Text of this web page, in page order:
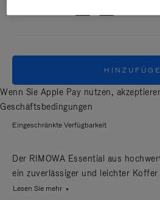
Wenn Sie Apple Pay nutzen,
Geschäftsbedingungen
Eingeschränkte Verfügbarkeit
Der RIMOWA Essential aus
ein zuverlässiger und leichter
Lesen Sie mehr